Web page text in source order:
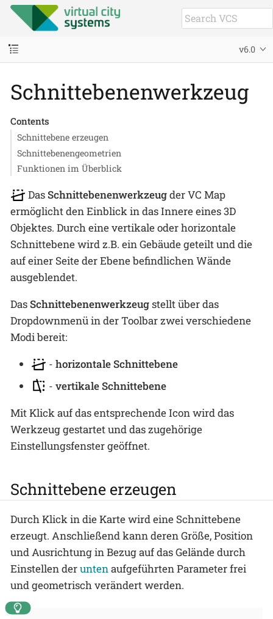
v6.0
Schnittebenenwerkzeug
Contents
Schnittebene erzeugen
Schnittebenengeometrien
Funktionen im Überblick
DasSchnittebenenwerkzeugder VC Map
ermöglicht den Einblick in das Innere eines 3D
Objektes. Durch eine vertikale oder horizontale
Schnittebene wird z.B. ein Gebäude geteilt und die
auf einer Seite der Ebene befindlichen Wände
ausgeblendet.
DasSchnittebenenwerkzeugstellt über das
Dropdownmenü in der Toolbar zwei verschiedene
Modi bereit:
- horizontale Schnittebene
- vertikale Schnittebene
Mit Klick auf das entsprechende Icon wird das
Werkzeug gestartet und das zugehörige
Einstellungsfenster geöffnet.
Schnittebene erzeugen
Durch Klick in die Karte wird eine Schnittebene
erzeugt. Anschließend kann deren Größe, Position
und Ausrichtung in Bezug auf das Gelände durch
Einstellen deruntenaufgeführten Parameter frei
und geometrisch verändert werden.